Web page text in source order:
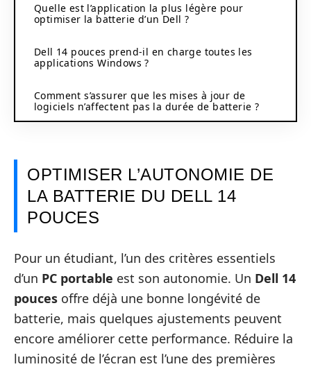
Quelle est l’application la plus légère pour
optimiser la batterie d’un Dell ?
Dell 14 pouces prend-il en charge toutes les
applications Windows ?
Comment s’assurer que les mises à jour de
logiciels n’affectent pas la durée de batterie ?
OPTIMISER L’AUTONOMIE DE
LA BATTERIE DU DELL 14
POUCES
Pour un étudiant, l’un des critères essentiels
d’un PC portable est son autonomie. Un Dell 14
pouces offre déjà une bonne longévité de
batterie, mais quelques ajustements peuvent
encore améliorer cette performance. Réduire la
luminosité de l’écran est l’une des premières